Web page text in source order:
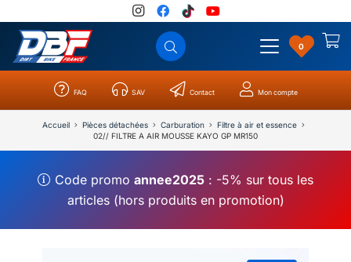
0
FAQ SAV Contact Mon compte
Accueil Pièces détachées Carburation
Filtre à air et essence
02// FILTRE A AIR MOUSSE KAYO GP MR150
Code promoannee2025 : -5% sur tous les
articles (hors produits en promotion)
Catégories Résultats